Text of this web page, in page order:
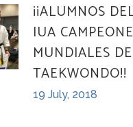
¡¡ALUMNOS
IUA
MUNDIALES DE
TAEKWONDO!!
19 July, 2018